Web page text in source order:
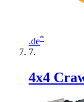
.de*
4x4